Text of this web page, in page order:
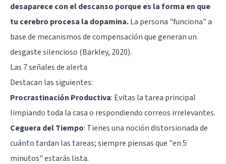
desaparece con el descanso porque es la forma en que
tu cerebro procesa la dopamina.La persona "funciona" a
base de mecanismos de compensación que generan un
desgaste silencioso (Barkley, 2020).
Las 7 señales de alerta
Destacan las siguientes:
Procrastinación Productiva: Evitas la tarea principal
limpiando toda la casa o respondiendo correos irrelevantes.
Ceguera del Tiempo: Tienes una noción distorsionada de
cuánto tardan las tareas; siempre piensas que "en 5
minutos" estarás lista.